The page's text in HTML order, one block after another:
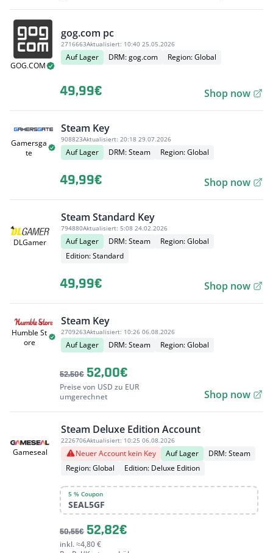
GOG.COM
gog.com pc
2716663Aktualisiert: 10:40 25.05.2026
Auf Lager DRM: gog.com Region: Global
49,99€ Shop now
Gamersga
te
Steam Key
908823Aktualisiert: 20:18 29.07.2026
Auf Lager DRM: Steam Region: Global
49,99€ Shop now
DLGamer
Steam Standard Key
794880Aktualisiert: 5:08 24.02.2026
Auf Lager DRM: Steam
Region: Global
Edition: Standard
49,99€ Shop now
Humble St
ore
Steam Key
2709263Aktualisiert: 10:26 06.08.2026
Auf Lager DRM: Steam Region: Global
52,50€ 52,00€
Preise von USD zu EUR
umgerechnet
Shop now
Gameseal
Steam Deluxe Edition Account
2226706Aktualisiert: 10:25 06.08.2026
Neuer Account kein Key Auf Lager
DRM: Steam
Region: Global
Edition: Deluxe Edition
5 % Coupon
SEAL5GF
50,55€ 52,82€
inkl. ≈4,80 €